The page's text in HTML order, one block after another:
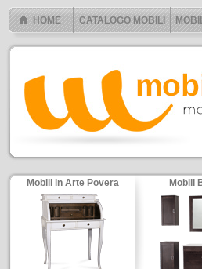
HOME CATALOGO MOBILI
Mobili in Arte Povera Mobili